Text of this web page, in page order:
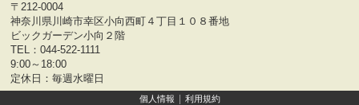
〒212-0004
神奈川県川崎市幸区小向西町４丁目１０８番地
ビックガーデン小向２階
TEL： 044-522-1111
9:00～18:00
定休日：毎週水曜日
個人情報 利用規約